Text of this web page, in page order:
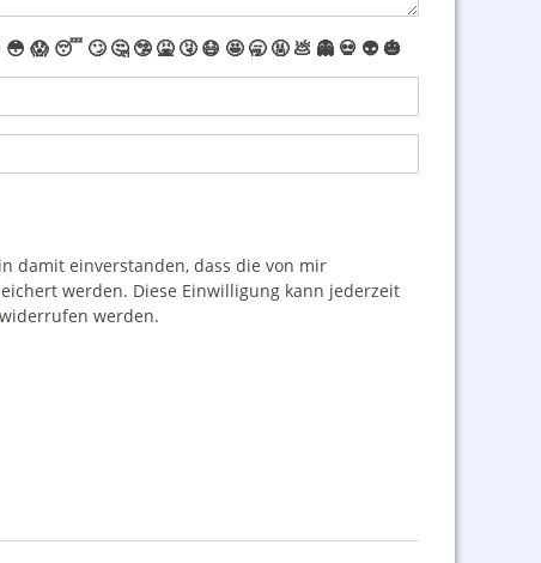
😳 😱 😴 🙄 🤔 🤥 🤮 🤧 😷 🤩 🥱 🤬 💩 👻 💀 👽 🎃
damit einverstanden, dass die von mir
werden. Diese Einwilligung kann jederzeit
widerrufen werden.